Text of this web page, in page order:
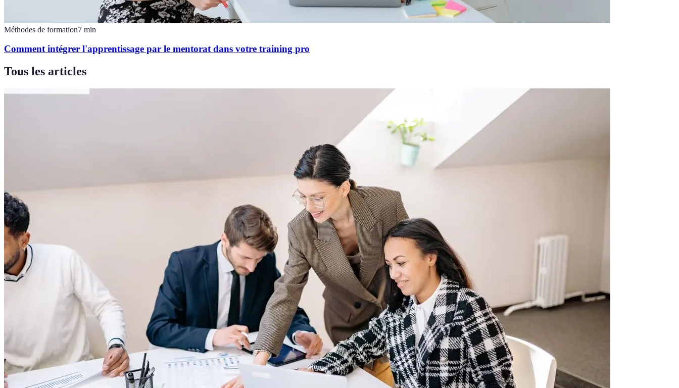
Méthodes de formation7 min
Comment intégrer l'apprentissage par le mentorat dans votre training pro
Tous les articles